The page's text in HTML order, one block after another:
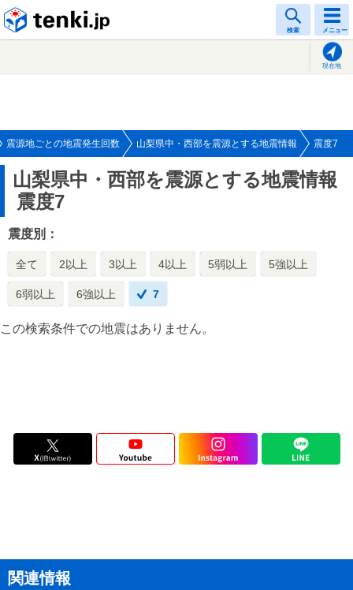
検索 メニュー
現在地
震源地ごとの地震発生回数 山梨県中・西部を震源とする地震情報 震度7
山梨県中・西部を震源とする地震情報
震度7
震度別：
全て 2以上 3以上 4以上 5弱以上 5強以上
6弱以上 6強以上 7
この検索条件での地震はありません。
関連情報